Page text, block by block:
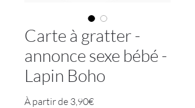
Carte à gratter -
annonce sexe bébé -
Lapin Boho
À partir de 3,90€Prix